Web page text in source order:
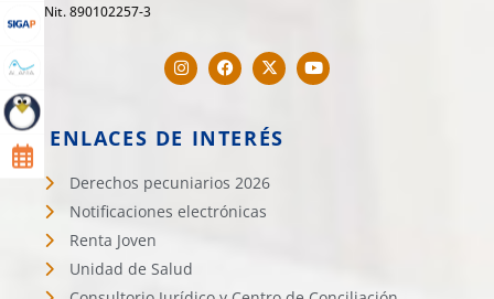
Nit. 890102257-3
ENLACES DE INTERÉS
Derechos pecuniarios 2026
Notificaciones electrónicas
Renta Joven
Unidad de Salud